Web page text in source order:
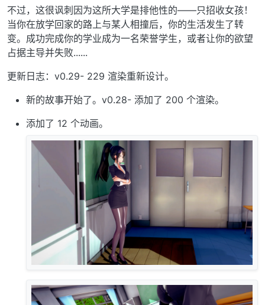
不过，这很讽刺因为这所大学是排他性的——只招收女孩！
当你在放学回家的路上与某人相撞后，你的生活发生了转
变。成功完成你的学业成为一名荣誉学生，或者让你的欲望
占据主导并失败......​
更新日志：v0.29- 229 渲染重新设计。
新的故事开始了。v0.28- 添加了 200 个渲染。
添加了 12 个动画。